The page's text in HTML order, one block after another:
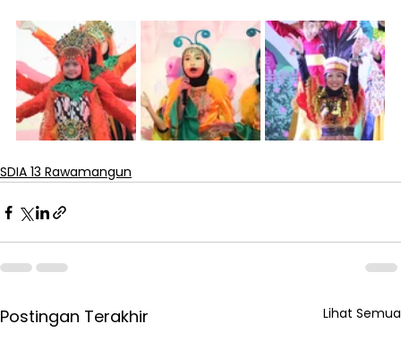
SDIA 13 Rawamangun
Postingan Terakhir Lihat Semua